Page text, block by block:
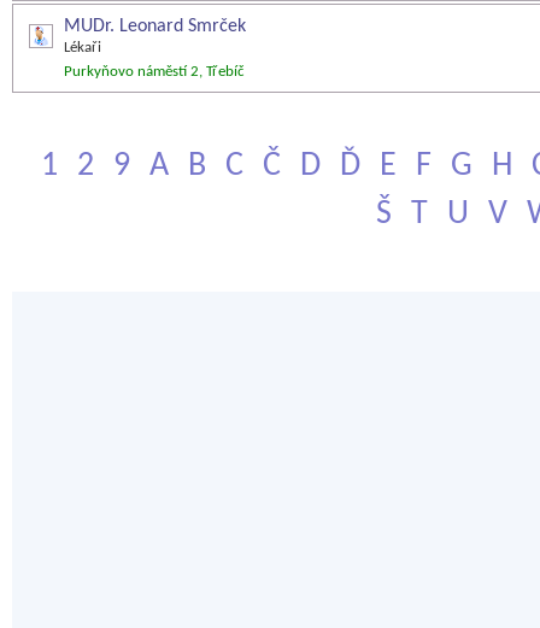
MUDr. Leonard Smrček
Lékaři
Purkyňovo náměstí 2, Třebíč
1 2 9 A B C Č D Ď E F G H
Š
T U V